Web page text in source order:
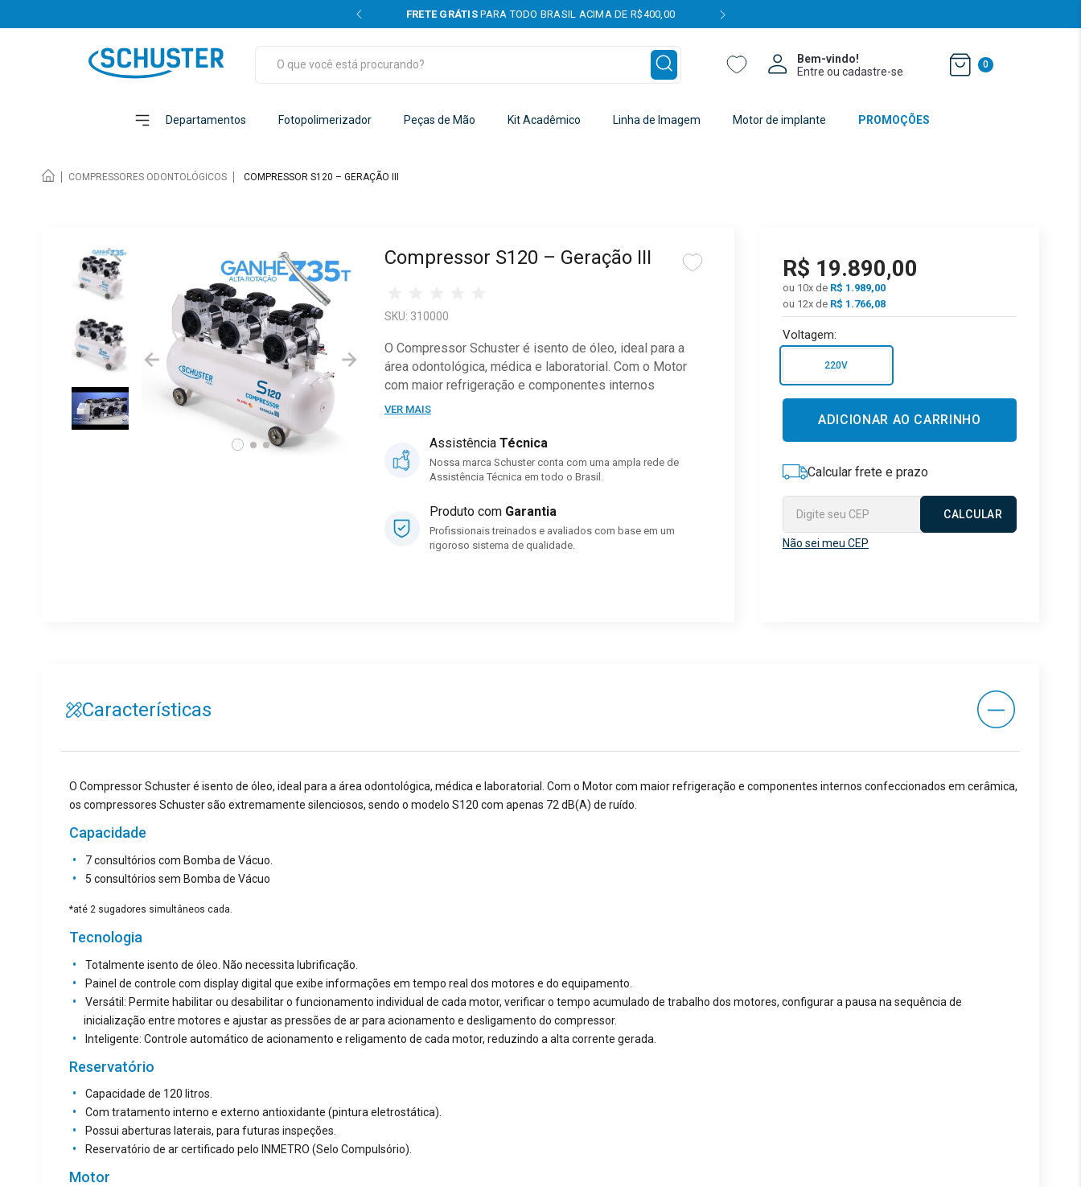
MAIS DE 350PONTOS DE ASSISTÊNCIAS CREDENCIADAS
Entre ou cadastre-se
0
Departamentos Fotopolimerizador Peças de Mão Kit Acadêmico Linha de Imagem Motor de implante PROMOÇÕES
COMPRESSORES ODONTOLÓGICOS COMPRESSOR S120 – GERAÇÃO III
Compressor S120 – Geração III
SKU: 310000
O Compressor Schuster é isento de óleo, ideal para a
área odontológica, médica e laboratorial. Com o Motor
com maior refrigeração e componentes internos
confeccionados em cerâmica, os compressores
modelo S120 com apenas 72 dB(A) de ruído.
Capacidade
5 consultórios sem Bomba de Vácuo
*até 2 sugadores simultâneos cada.
ajustar as pressões de ar para acionamento e
Inteligente: Controle automático de acionamento e
religamento de cada motor, reduzindo a alta corrente
Compulsório).
Motor
Com 3 motores de 2,0 HP cada (total 6,0 HP e seis
cerâmica.
o ruído e aumentando seu rendimento e vida útil.
VER MAIS
Assistência Técnica
Nossa marca Schuster conta com uma ampla rede de
Assistência Técnica em todo o Brasil.
Produto com Garantia
Profissionais treinados e avaliados com base em um
rigoroso sistema de qualidade.
R$ 19.890,00
ou 10x de R$ 1.989,00
ou 12x de R$ 1.766,08
Voltagem
220V
ADICIONAR AO CARRINHO
Não sei meu CEP
Características
O Compressor Schuster é isento de óleo, ideal para a área odontológica, médica e laboratorial. Com o Motor com maior refrigeração e componentes internos confeccionados em cerâmica,
os compressores Schuster são extremamente silenciosos, sendo o modelo S120 com apenas 72 dB(A) de ruído.
Capacidade
7 consultórios com Bomba de Vácuo.
5 consultórios sem Bomba de Vácuo
*até 2 sugadores simultâneos cada.
Tecnologia
Totalmente isento de óleo. Não necessita lubrificação.
Painel de controle com display digital que exibe informações em tempo real dos motores e do equipamento.
Versátil: Permite habilitar ou desabilitar o funcionamento individual de cada motor, verificar o tempo acumulado de trabalho dos motores, configurar a pausa na sequência de
inicialização entre motores e ajustar as pressões de ar para acionamento e desligamento do compressor.
Inteligente: Controle automático de acionamento e religamento de cada motor, reduzindo a alta corrente gerada.
Reservatório
Capacidade de 120 litros.
Com tratamento interno e externo antioxidante (pintura eletrostática).
Possui aberturas laterais, para futuras inspeções.
Reservatório de ar certificado pelo INMETRO (Selo Compulsório).
Motor
TERMOS MAIS BUSCADOS
fotopolimerizador
4º
ultrassom
7º
bomba vácuo
vivant
9º
ângulo
10º emitter